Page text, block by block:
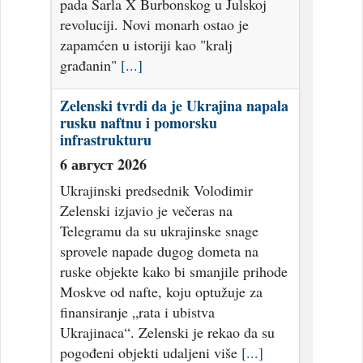
pada Šarla X Burbonskog u Julskoj
revoluciji. Novi monarh ostao je
zapamćen u istoriji kao "kralj
građanin" [...]
Zelenski tvrdi da je Ukrajina napala
rusku naftnu i pomorsku
infrastrukturu
6 август 2026
Ukrajinski predsednik Volodimir
Zelenski izjavio je večeras na
Telegramu da su ukrajinske snage
sprovele napade dugog dometa na
ruske objekte kako bi smanjile prihode
Moskve od nafte, koju optužuje za
finansiranje „rata i ubistva
Ukrajinaca“. Zelenski je rekao da su
pogođeni objekti udaljeni više [...]